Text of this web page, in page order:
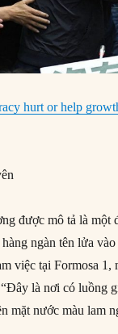
hurt or help
được mô tả là một
ngàn tên lửa
việc tại Formosa 1,
là nơi có luồng
mặt nước màu lam